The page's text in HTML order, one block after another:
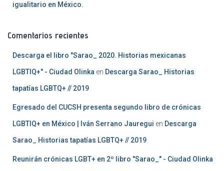
igualitario en México.
Comentarios recientes
Descarga el libro "Sarao_ 2020. Historias mexicanas
LGBTIQ+" - Ciudad Olinka en Descarga Sarao_ Historias
tapatías LGBTQ+ // 2019
Egresado del CUCSH presenta segundo libro de crónicas
LGBTIQ+ en México | Iván Serrano Jauregui en Descarga
Sarao_ Historias tapatías LGBTQ+ // 2019
Reunirán crónicas LGBT+ en 2º libro "Sarao_" - Ciudad Olinka